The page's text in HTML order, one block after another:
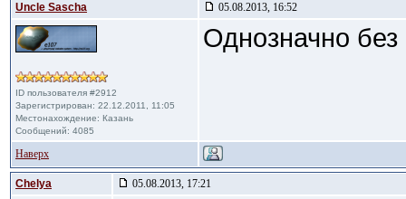
Uncle Sascha 05.08.2013, 16:52
ID пользователя #2912
Зарегистрирован: 22.12.2011, 11:05
Местонахождение: Казань
Сообщений: 4085
Однозначно без
Наверх
Сhelya 05.08.2013, 17:21